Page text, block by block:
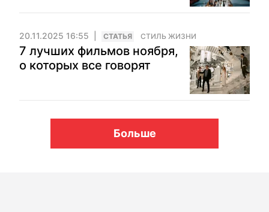
20.11.2025 16:55 CТАТЬЯ СТИЛЬ ЖИЗНИ
7 лучших фильмов ноября,
о которых все говорят
Больше